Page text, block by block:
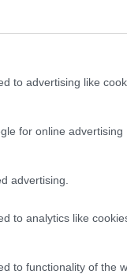
to advertising like
for online advertising
advertising.
to analytics like
to functionality of the
με τις
goLearn θα
και
στην Ελλάδα